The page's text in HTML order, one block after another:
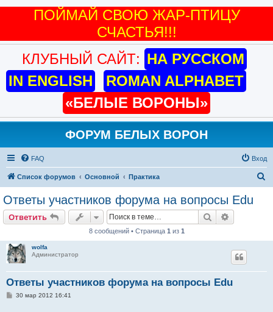
КЛУБНЫЙ САЙТ: НА РУССКОМ
IN ENGLISH
ROMAN ALPHABET
«БЕЛЫЕ ВОРОНЫ»
ФОРУМ БЕЛЫХ ВОРОН
FAQ Вход
Список форумов Основной Практика
Ответы участников форума на вопросы Edu
Ответить Поиск
8 сообщений • Страница 1 из 1
wolfa
Администратор
Ответы участников форума на вопросы Edu
С30 мар 2012 16:41